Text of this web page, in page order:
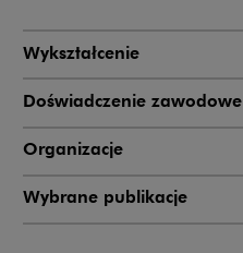
Wykształcenie
Doświadczenie zawodowe
Organizacje
Wybrane publikacje